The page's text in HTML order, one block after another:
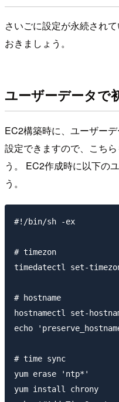
さいごに設定が永続され
おきましょう。
ユーザーデータで
EC2構築時に、ユーザー
設定できますので、こち
う。 EC2作成時に以下の
う。
#!/bin/sh -ex
# timezon
timedatectl set-
# hostname
hostnamectl set-
echo
# time sync
yum erase 'ntp*'
yum install chrony